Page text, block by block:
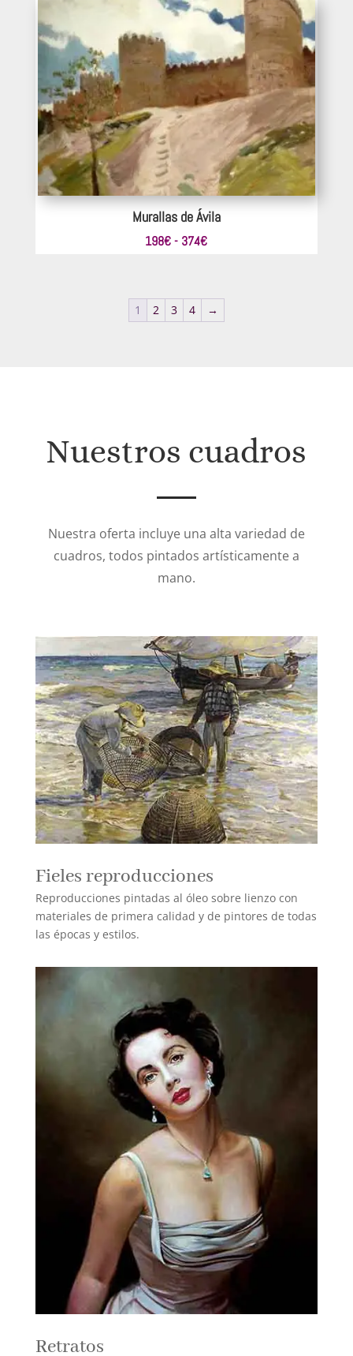
desde
198€
hasta
352€
Murallas de Ávila
198€ - 374€Rango
desde
198€
1 2 3 4 →
Nuestros cuadros
Nuestra oferta incluye una alta variedad de
cuadros, todos pintados artísticamente a
mano.
Fieles reproducciones
Reproducciones pintadas al óleo sobre lienzo con
materiales de primera calidad y de pintores de todas
las épocas y estilos.
Retratos